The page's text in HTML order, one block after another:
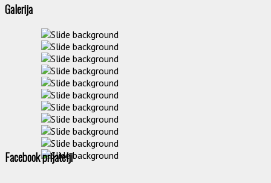
Galerija
Facebook prijatelji